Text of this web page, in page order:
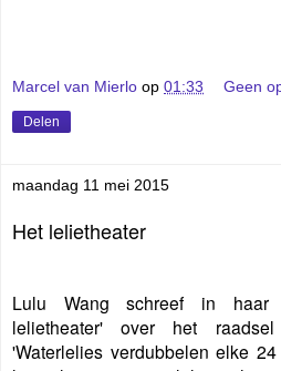
Marcel van Mierlo op 01:33 Geen
Delen
maandag 11 mei 2015
Het lelietheater
Lulu Wang schreef in haar
lelietheater' over het
'Waterlelies verdubbelen elke